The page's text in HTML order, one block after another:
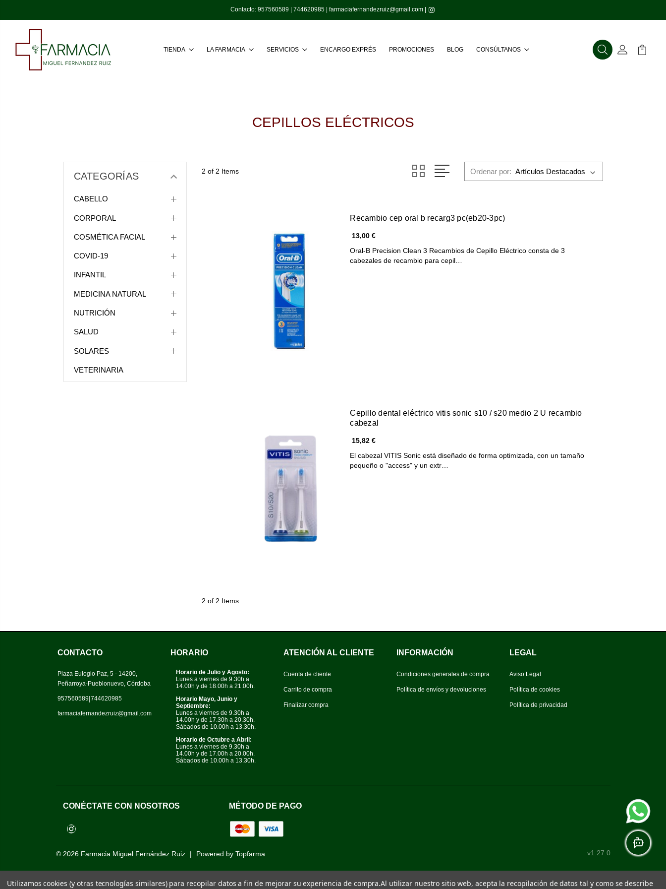
Contacto: 957560589 744620985 farmaciafernandezruiz@gmail.com
TIENDA LA FARMACIA SERVICIOS ENCARGO EXPRÉS PROMOCIONES BLOG CONSÚLTANOS
Buscar
BuscarMi Cuenta
Mi
CEPILLOS ELÉCTRICOS
CATEGORÍAS
CABELLO
CORPORAL
COSMÉTICA FACIAL
COVID-19
INFANTIL
MEDICINA NATURAL
NUTRICIÓN
SALUD
SOLARES
VETERINARIA
2 of 2 Items Ordenar por:
Recambio cep oral b recarg3 pc(eb20-3pc)
13,00 €
Oral-B Precision Clean 3 Recambios de Cepillo Eléctrico consta de 3
cabezales de recambio para cepil…
Cepillo dental eléctrico vitis sonic s10 / s20 medio 2 U recambio
cabezal
15,82 €
El cabezal VITIS Sonic está diseñado de forma optimizada, con un tamaño
pequeño o "access" y un extr…
2 of 2 Items
CONTACTO
Plaza Eulogio Paz, 5 - 14200,
Peñarroya-Pueblonuevo, Córdoba
957560589|744620985
farmaciafernandezruiz@gmail.com
HORARIO
Horario de Julio y Agosto:
Lunes a viernes de 9.30h a
14.00h y de 18.00h a 21.00h.
Horario Mayo, Junio y
Septiembre:
Lunes a viernes de 9.30h a
14.00h y de 17.30h a 20.30h.
Sábados de 10.00h a 13.30h.
Horario de Octubre a Abril:
Lunes a viernes de 9.30h a
14.00h y de 17.00h a 20.00h.
Sábados de 10.00h a 13.30h.
ATENCIÓN AL CLIENTE
Cuenta de cliente
Carrito de compra
Finalizar compra
INFORMACIÓN
Condiciones generales de compra
Política de envíos y devoluciones
LEGAL
Aviso Legal
Política de cookies
Política de privacidad
CONÉCTATE CON NOSOTROS
Instagram
MÉTODO DE PAGO
© 2026 Farmacia Miguel Fernández Ruiz | Powered by Topfarma v1.27.0
Utilizamos cookies (y otras tecnologías similares) para recopilar datos a fin de mejorar su experiencia de compra.Al utilizar nuestro sitio web, acepta la recopilación de datos tal y como se describe